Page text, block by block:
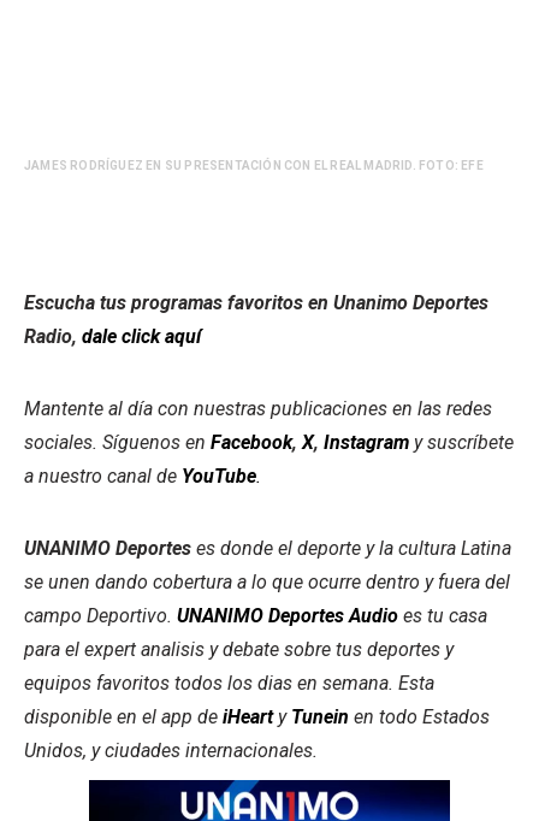
JAMES RODRÍGUEZ EN SU PRESENTACIÓN CON EL REAL MADRID. FOTO: EFE
Escucha tus programas favoritos en Unanimo Deportes
Radio, dale click aquí
Mantente al día con nuestras publicaciones en las redes
sociales. Síguenos en Facebook, X, Instagram y suscríbete
a nuestro canal de YouTube.
UNANIMO Deportes es donde el deporte y la cultura Latina
se unen dando cobertura a lo que ocurre dentro y fuera del
campo Deportivo. UNANIMO Deportes Audio es tu casa
para el expert analisis y debate sobre tus deportes y
equipos favoritos todos los dias en semana. Esta
disponible en el app de iHearty Tunein en todo Estados
Unidos, y ciudades internacionales.